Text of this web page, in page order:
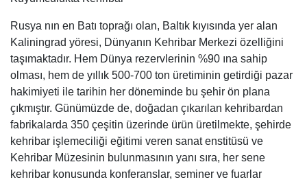
Rusya nın en Batı toprağı olan, Baltık kıyısında yer alan
Kaliningrad yöresi, Dünyanın Kehribar Merkezi özelliğini
taşımaktadır. Hem Dünya rezervlerinin %90 ına sahip
olması, hem de yıllık 500-700 ton üretiminin getirdiği pazar
hakimiyeti ile tarihin her döneminde bu şehir ön plana
çıkmıştır. Günümüzde de, doğadan çıkarılan kehribardan
fabrikalarda 350 çeşitin üzerinde ürün üretilmekte, şehirde
kehribar işlemeciliği eğitimi veren sanat enstitüsü ve
Kehribar Müzesinin bulunmasının yanı sıra, her sene
kehribar konusunda konferanslar, seminer ve fuarlar